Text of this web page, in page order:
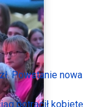
Powstanie nowa
potrącił kobietę